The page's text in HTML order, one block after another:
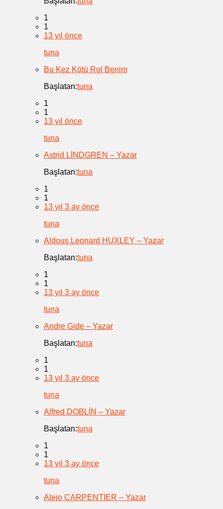
1
1
13 yıl önce
tuna
Bu Kez Kötü Rol Benim
Başlatan:tuna
1
1
13 yıl önce
tuna
Astrid LİNDGREN – Yazar
Başlatan:tuna
1
1
13 yıl 3 ay önce
tuna
Aldous Leonard HUXLEY – Yazar
Başlatan:tuna
1
1
13 yıl 3 ay önce
tuna
Andre Gide – Yazar
Başlatan:tuna
1
1
13 yıl 3 ay önce
tuna
Alfred DOBLİN – Yazar
Başlatan:tuna
1
1
13 yıl 3 ay önce
tuna
Alejo CARPENTİER – Yazar